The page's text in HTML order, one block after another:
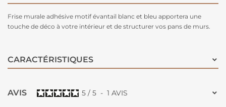
Frise murale adhésive motif évantail blanc et bleu apportera une
touche de déco à votre intérieur et de structurer vos pans de murs.
CARACTÉRISTIQUES
AVIS 5 / 5 - 1 AVIS